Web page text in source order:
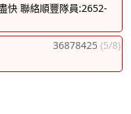
快 聯絡順豐隊員:2652-
36878425 (5/8)